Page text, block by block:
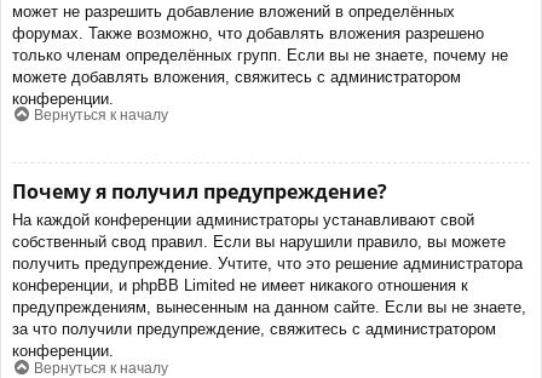
может не разрешить добавление вложений в определённых
форумах. Также возможно, что добавлять вложения разрешено
только членам определённых групп. Если вы не знаете, почему не
можете добавлять вложения, свяжитесь с администратором
конференции.
Вернуться к началу
Почему я получил предупреждение?
На каждой конференции администраторы устанавливают свой
собственный свод правил. Если вы нарушили правило, вы можете
получить предупреждение. Учтите, что это решение администратора
конференции, и phpBB Limited не имеет никакого отношения к
предупреждениям, вынесенным на данном сайте. Если вы не знаете,
за что получили предупреждение, свяжитесь с администратором
конференции.
Вернуться к началу